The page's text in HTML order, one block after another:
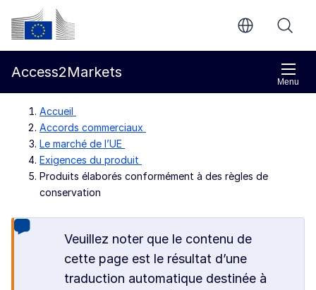
Aller directement au contenu principal
Commission européenne
Menu
Access2Markets
Accueil
Accords commerciaux
Le marché de l’UE
Exigences du produit
Produits élaborés conformément à des règles de
conservation
Veuillez noter que le contenu de
cette page est le résultat d’une
traduction automatique destinée à